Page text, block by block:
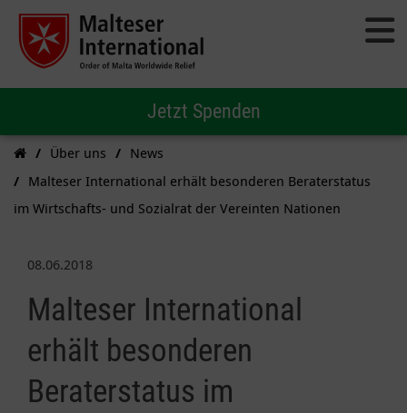
Jetzt Spenden
Über uns
News
Malteser International erhält besonderen Beraterstatus
im Wirtschafts- und Sozialrat der Vereinten Nationen
08.06.2018
Malteser International
erhält besonderen
Beraterstatus im